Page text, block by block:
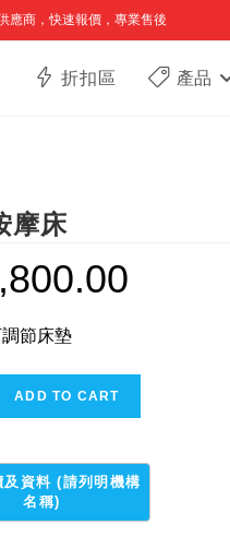
應商，快速報價，專業售後
折扣區 產品
摩床
節床墊
ADD TO CART